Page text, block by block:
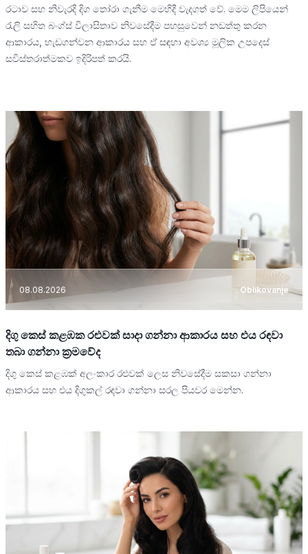
රටාව සහ නිවැරදි දිග තෝරා ගැනීම මෙහිදී වැදගත් වේ. මෙම ලිපියෙන්
රැලි සහිත බංග්ස් විලාසිතාව නිවසේදීම පහසුවෙන් නඩත්තු කරන
ආකාරය, හැඩගන්වන ආකාරය සහ ඒ සඳහා අවශ්‍ය මූලික උපදෙස්
සවිස්තරාත්මකව ඉදිරිපත් කරයි.
08.08.2026 Oblikovanje
දිගු කෙස් කළඹක රළුවක් සාදා ගන්නා ආකාරය සහ එය රඳවා
තබා ගන්නා ක්‍රමවේද
දිගු කෙස් කළඹක් අලංකාර රළුවක් ලෙස නිවසේදීම සකසා ගන්නා
ආකාරය සහ එය දිගුකල් රඳවා ගන්නා සරල පියවර මෙන්න.